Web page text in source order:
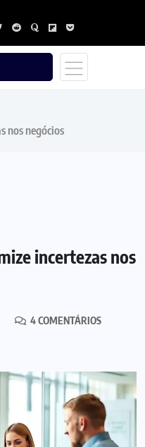
nos negócios
incertezas nos
4 COMENTÁRIOS